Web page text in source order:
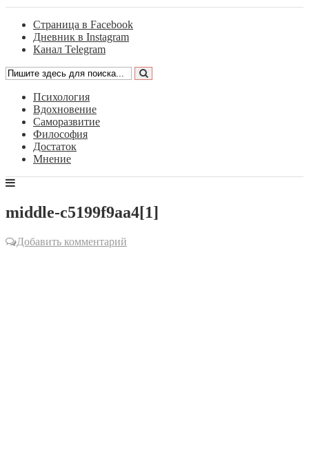
Страница в Facebook
Дневник в Instagram
Канал Telegram
Психология
Вдохновение
Саморазвитие
Философия
Достаток
Мнение
middle-c5199f9aa4[1]
Добавить комментарий